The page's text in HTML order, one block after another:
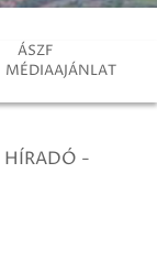
ÁSZF
MÉDIAAJÁNLAT
HÍRADÓ -